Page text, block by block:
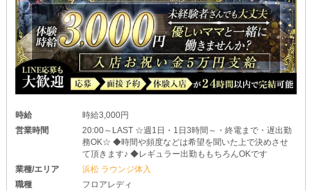
時給
時給3,000円
営業時間
20:00～LAST ☆週1日・1日3時間～・終電まで・遅出勤
務OK☆ ◆時間や頻度などは希望を聞いた上で決めさせ
て頂きます♪ ◆レギュラー出勤ももちろんOKです
業種/エリア
浜松 ラウンジ体入
職種
フロアレディ